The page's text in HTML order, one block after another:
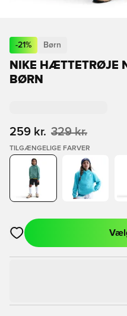
-21% Børn
NIKE HÆTTETRØJE
BØRN
259 kr. 329 kr.
TILGÆNGELIGE FARVER
Åbner en Modal til at logge